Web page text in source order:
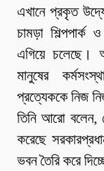
এখানে প্রকৃত
চামড়া
এগিয়ে চলেছে।
মানুষের
প্রত্যেককে নিজ
তিনি আরো বলেন,
করেছে
ভবন তৈরি করে